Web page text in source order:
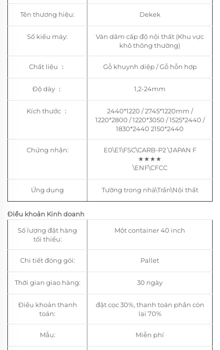
Tên thương hiệu: Dekek
Số kiểu máy:
Ván dăm cấp độ nội thất (Khu vực
khô thông thường)
Chất liệu ： Gỗ khuynh diệp /Gỗ hỗn hợp
Độ dày ： 1,2-24mm
Kích thước ：
2440*1220 / 2745*1220mm /
1220*2800 / 1220*3050 / 1525*2440 /
1830*2440 2150*2440
Chứng nhận:
E0\E1\FSC\CARB-P2 \JAPAN F
★★★★
\ENF\CFCC
Ứng dụng Tường trong nhà\Trần\Nội thất
Điều khoản Kinh doanh
Số lượng đặt hàng
tối thiểu:
Một container 40 inch
Chi tiết đóng gói: Pallet
Thời gian giao hàng: 30 ngày
Điều khoản thanh
toán:
đặt cọc 30%, thanh toán phần còn
lại 70%
Mẫu: Miễn phí